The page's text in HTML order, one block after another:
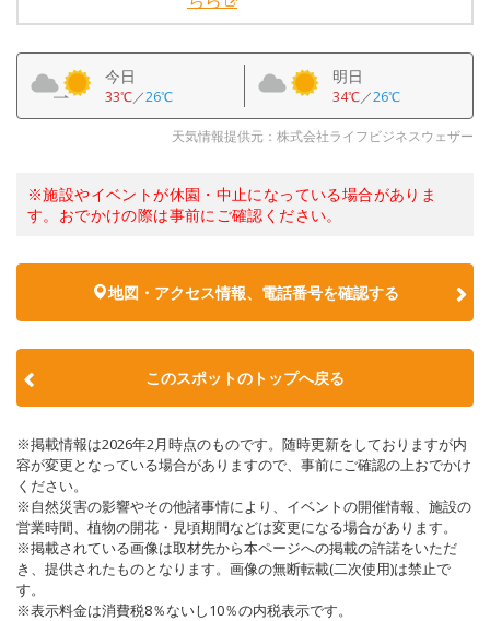
今日
33℃／26℃
明日
34℃／26℃
天気情報提供元：株式会社ライフビジネスウェザー
※施設やイベントが休園・中止になっている場合がありま
す。おでかけの際は事前にご確認ください。
地図・アクセス情報、電話番号を確認する
このスポットのトップへ戻る
※掲載情報は2026年2月時点のものです。随時更新をしておりますが内
容が変更となっている場合がありますので、事前にご確認の上おでかけ
ください。
※自然災害の影響やその他諸事情により、イベントの開催情報、施設の
営業時間、植物の開花・見頃期間などは変更になる場合があります。
※掲載されている画像は取材先から本ページへの掲載の許諾をいただ
き、提供されたものとなります。画像の無断転載(二次使用)は禁止で
す。
※表示料金は消費税8％ないし10％の内税表示です。